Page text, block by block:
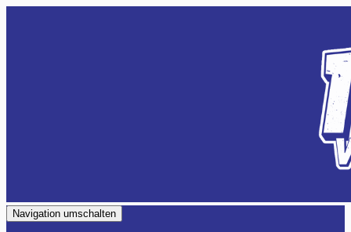
Navigation umschalten